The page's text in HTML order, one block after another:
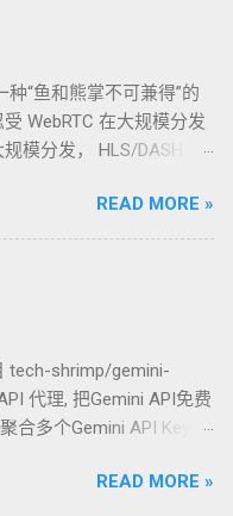
、Vision 和 anytls
同工作，共同构建出一
别的安全代理服务。 可
一个典型的、强大的
一起。而 anytls，则是实
团队成员解析：每个技
地理解，让我们把建立
角色 ：连接建立与身份伪
理 ：REALITY 是整个方
之处在于“借用”一个真
接代理服务器时，在防
“鱼和熊掌不可兼得”的
WebRTC 在大规模分发
模分发， HLS/DASH 这
背后的 IETF 工作组抛出了
。它不仅仅是一个新
”如何统一的范式革命。
？ 在深入 MoQ 之前，
HTTP-FLV/HLS (基于
丢了，后续所有包都得
于 UDP/SRTP) ： 痛点 ：
在直播场景下，CDN 很难
发。此外，其复杂的握手
出现，本质上是想利用
READ MORE »
tech-shrimp/gemini-
代理, 把Gemini API免费
合多个Gemini API Key，
加。 今天来演示一下搭
READ MORE »